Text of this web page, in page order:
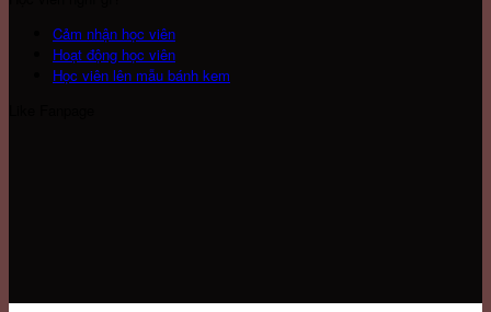
Cảm nhận học viên
Hoạt động học viên
Học viên lên mẫu bánh kem